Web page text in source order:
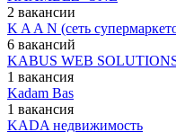
2 вакансии
K A A N (сеть
6 вакансий
KABUS WEB
1 вакансия
Kadam Bas
1 вакансия
KADA недвижимость